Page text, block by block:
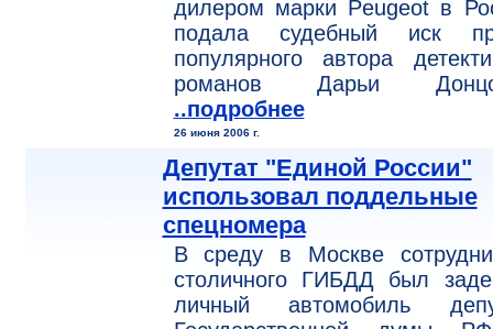
дилером марки Peugeot в
подала судебный иск
популярного автора
романов Дарьи
..подробнее
26 июня 2006 г.
Депутат "Единой России"
использовал поддельные
спецномера
В среду в Москве
столичного ГИБДД был
личный автомобиль